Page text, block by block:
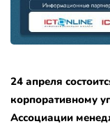
24 апреля
корпоративному
Ассоциации